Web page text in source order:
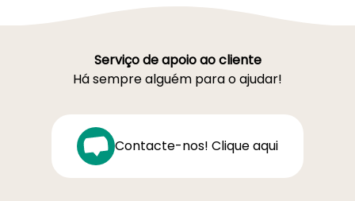
Serviço de apoio ao cliente
Há sempre alguém para o ajudar!
Contacte-nos! Clique aqui